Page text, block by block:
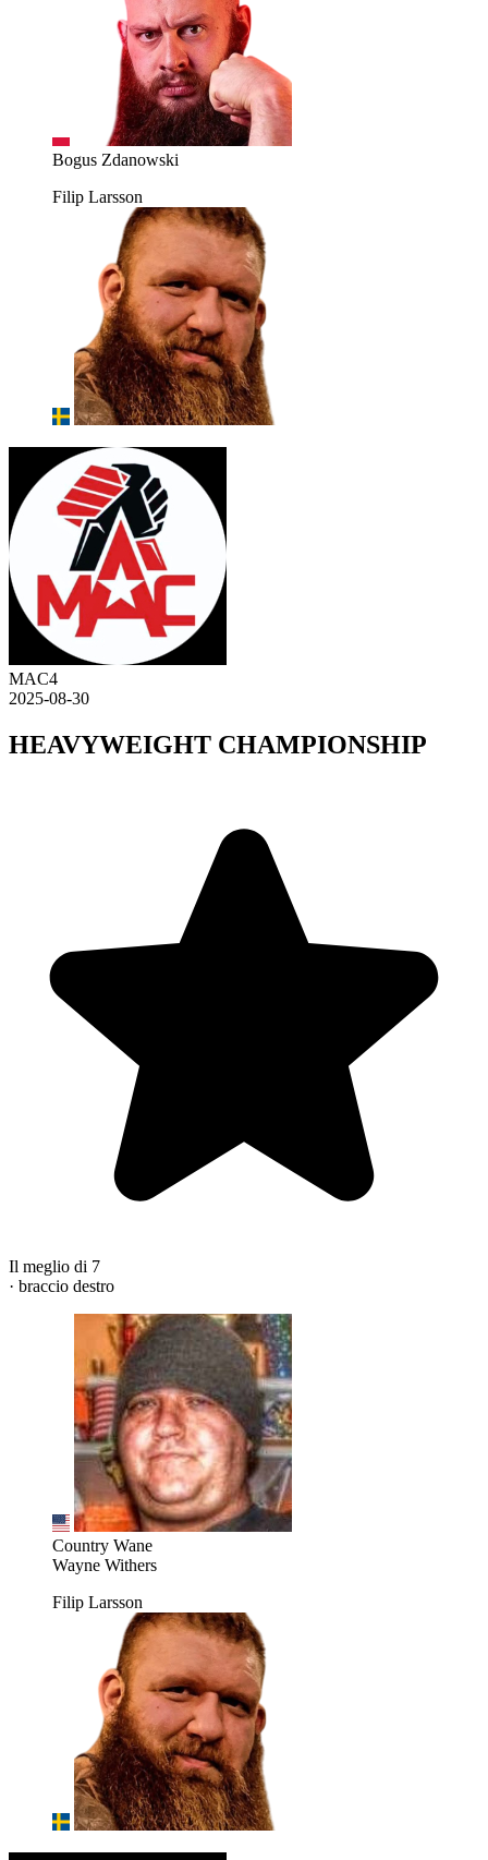
Bogus Zdanowski
Filip Larsson
MAC4
2025-08-30
HEAVYWEIGHT CHAMPIONSHIP
Il meglio di 7
· braccio destro
Country Wane
Wayne Withers
Filip Larsson